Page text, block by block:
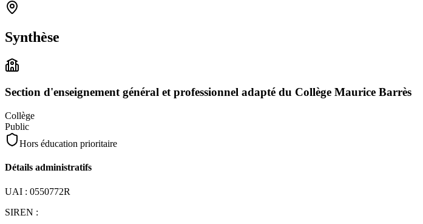
Synthèse
Section d'enseignement général et professionnel adapté du Collège Maurice Barrès
Collège
Public
Hors éducation prioritaire
Détails administratifs
UAI : 0550772R
SIREN :